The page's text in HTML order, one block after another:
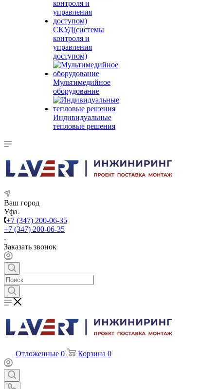
СКУД(системы
контроля и
управления
доступом)
Мультимедийное
оборудование
Индивидуальные
тепловые решения
Ваш город
Уфа
+7 (347) 200-06-35
+7 (347) 200-06-35
Заказать звонок
Отложенные 0 Корзина 0